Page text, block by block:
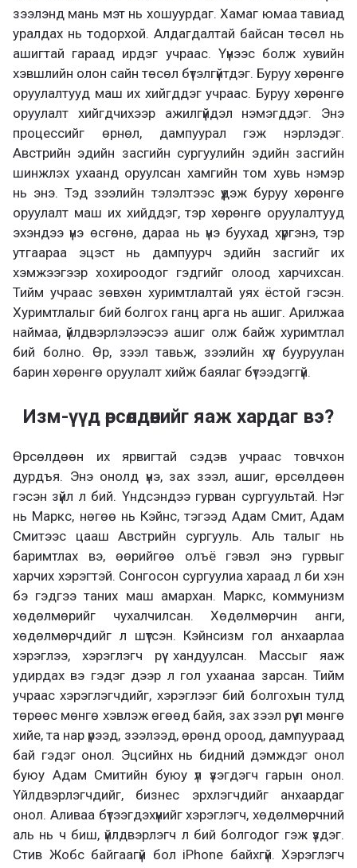
зээлэнд мань мэт нь хошуурдаг. Хамаг юмаа тавиад
уралдах нь тодорхой. Алдагдалтай байсан төсөл нь
ашигтай гараад ирдэг учраас. Үүнээс болж хувийн
хэвшлийн олон сайн төсөл бүтэлгүйтдэг. Буруу хөрөнгө
оруулалтууд маш их хийгддэг учраас. Буруу хөрөнгө
оруулалт хийгдчихээр ажилгүйдэл нэмэгддэг. Энэ
процессийг өрнөл, дампуурал гэж нэрлэдэг.
Австрийн эдийн засгийн сургуулийн эдийн засгийн
шинжлэх ухаанд оруулсан хамгийн том хувь нэмэр
нь энэ. Тэд зээлийн тэлэлтээс үүдэж буруу хөрөнгө
оруулалт маш их хийддэг, тэр хөрөнгө оруулалтууд
эхэндээ үнэ өсгөнө, дараа нь үнэ буухад хүргэнэ, тэр
утгаараа эцэст нь дампуурч эдийн засгийг их
хэмжээгээр хохироодог гэдгийг олоод харчихсан.
Тийм учраас зөвхөн хуримтлалтай уях ёстой гэсэн.
Хуримтлалыг бий болгох ганц арга нь ашиг. Арилжаа
наймаа, үйлдвэрлэлээсээ ашиг олж байж хуримтлал
бий болно. Өр, зээл тавьж, зээлийн хүүг бууруулан
барин хөрөнгө оруулалт хийж баялаг бүтээдэггүй.
Изм-үүд өрсөлдөөнийг яаж хардаг вэ?
Өрсөлдөөн их ярвигтай сэдэв учраас товчхон
дурдъя. Энэ онолд үнэ, зах зээл, ашиг, өрсөлдөөн
гэсэн зүйл л бий. Үндсэндээ гурван сургуультай. Нэг
нь Маркс, нөгөө нь Кэйнс, тэгээд Адам Смит, Адам
Смитээс цааш Австрийн сургууль. Аль талыг нь
баримтлах вэ, өөрийгөө олъё гэвэл энэ гурвыг
харчих хэрэгтэй. Сонгосон сургуулиа хараад л би хэн
бэ гэдгээ таних маш амархан. Маркс, коммунизм
хөдөлмөрийг чухалчилсан. Хөдөлмөрчин анги,
хөдөлмөрчдийг л шүтсэн. Кэйнсизм гол анхаарлаа
хэрэглээ, хэрэглэгч рүү хандуулсан. Массыг яаж
удирдах вэ гэдэг дээр л гол ухаанаа зарсан. Тийм
учраас хэрэглэгчдийг, хэрэглээг бий болгохын тулд
төрөөс мөнгө хэвлэж өгөөд байя, зах зээл рүү л мөнгө
хийе, та нар үрээд, зээлээд, өрөнд ороод, дампуураад
бай гэдэг онол. Эцсийнх нь бидний дэмждэг онол
буюу Адам Смитийн буюу үл үзэгдэгч гарын онол.
Үйлдвэрлэгчдийг, бизнес эрхлэгчдийг анхаардаг
онол. Аливаа бүтээгдэхүүнийг хэрэглэгч, хөдөлмөрчний
аль нь ч биш, үйлдвэрлэгч л бий болгодог гэж үздэг.
Стив Жобс байгаагүй бол iPhone байхгүй. Хэрэглэгч